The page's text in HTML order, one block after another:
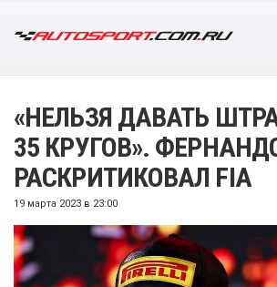
«НЕЛЬЗЯ ДАВАТЬ
35 КРУГОВ».
РАСКРИТИКОВАЛ FIA
19 марта 2023 в 23:00